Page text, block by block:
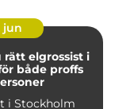
jun
rätt elgrossist i
både proffs
i Stockholm